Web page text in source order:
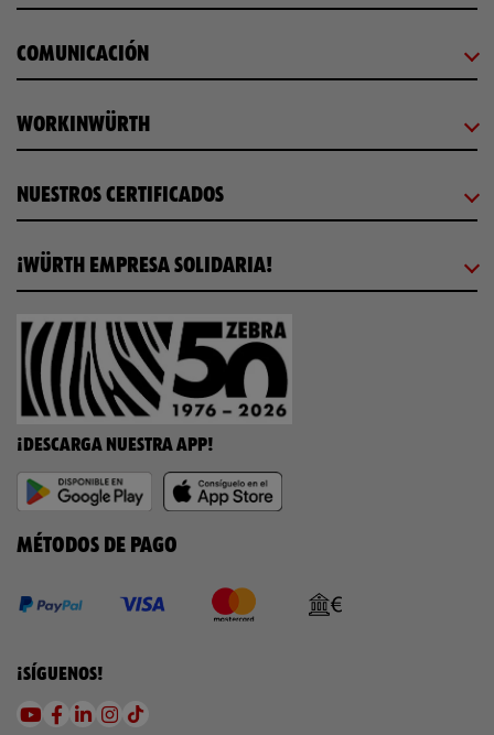
COMUNICACIÓN
WORKINWÜRTH
NUESTROS CERTIFICADOS
¡WÜRTH EMPRESA SOLIDARIA!
¡DESCARGA NUESTRA APP!
MÉTODOS DE PAGO
¡SÍGUENOS!